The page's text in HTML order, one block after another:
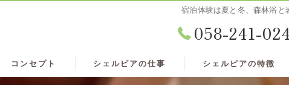
宿泊体験は夏と冬、森林浴と
058-241-
コンセプト シェルピアの仕事 シェルピアの特徴